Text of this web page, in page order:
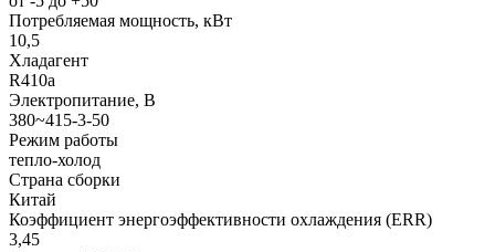
Потребляемая мощность, кВт
10,5
Хладагент
R410a
Электропитание, В
380~415-3-50
Режим работы
тепло-холод
Страна сборки
Китай
Коэффициент энергоэффективности охлаждения (ERR)
3,45